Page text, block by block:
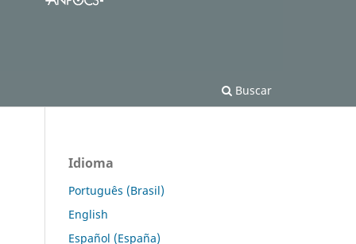
Buscar
Idioma
Português (Brasil)
English
Español (España)